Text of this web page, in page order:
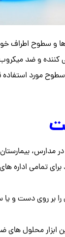
و سطوح اطراف خود
کننده و ضد
مورد استفاده
برای تمامی اداره
ابزار محلول های